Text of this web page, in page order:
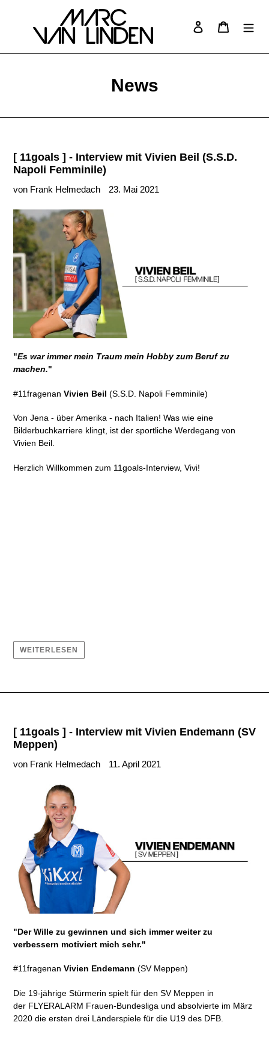
Suchen
Einloggen
News
[ 11goals ] - Interview mit Vivien Beil (S.S.D.
Napoli Femminile)
von Frank Helmedach 23. Mai 2021
"Es war immer mein Traum mein Hobby zum Beruf zu
machen."
#11fragenan Vivien Beil (S.S.D. Napoli Femminile)
Von Jena - über Amerika - nach Italien! Was wie eine
Bilderbuchkarriere klingt, ist der sportliche Werdegang von
Vivien Beil.
Herzlich Willkommen zum 11goals-Interview, Vivi!
WEITERLESEN
[ 11goals ] - Interview mit Vivien Endemann (SV
Meppen)
von Frank Helmedach 11. April 2021
"Der Wille zu gewinnen und sich immer weiter zu
verbessern motiviert mich sehr."
#11fragenan Vivien Endemann (SV Meppen)
Die 19-jährige Stürmerin spielt für den SV Meppen in
der FLYERALARM Frauen-Bundesliga und absolvierte im März
2020 die ersten drei Länderspiele für die U19 des DFB.